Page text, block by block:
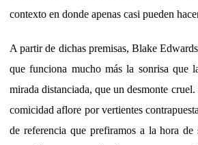
contexto en donde apenas casi pueden
A partir de dichas premisas, Blake
que funciona mucho más la sonrisa que
mirada distanciada, que un desmonte
comicidad aflore por vertientes
de referencia que prefiramos a la hora